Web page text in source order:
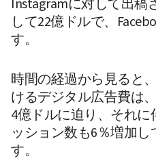
Instagramに対して出稿
して22億ドルで、
す。
時間の経過から見ると
けるデジタル広告費は
4億ドルに迫り、それ
ッション数も6％増加し
す。